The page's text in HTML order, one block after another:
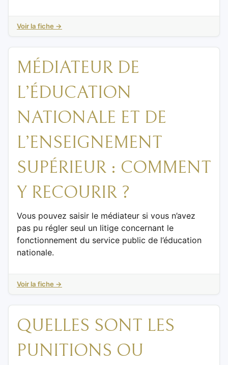
Voir la fiche →
MÉDIATEUR DE
L’ÉDUCATION
NATIONALE ET DE
L’ENSEIGNEMENT
SUPÉRIEUR : COMMENT
Y RECOURIR ?
Vous pouvez saisir le médiateur si vous n’avez
pas pu régler seul un litige concernant le
fonctionnement du service public de l’éducation
nationale.
Voir la fiche →
QUELLES SONT LES
PUNITIONS OU